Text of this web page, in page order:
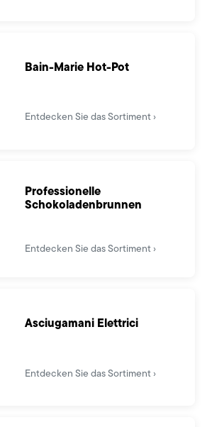
Bain-Marie Hot-Pot
Entdecken Sie das Sortiment
Professionelle
Schokoladenbrunnen
Entdecken Sie das Sortiment
Asciugamani Elettrici
Entdecken Sie das Sortiment